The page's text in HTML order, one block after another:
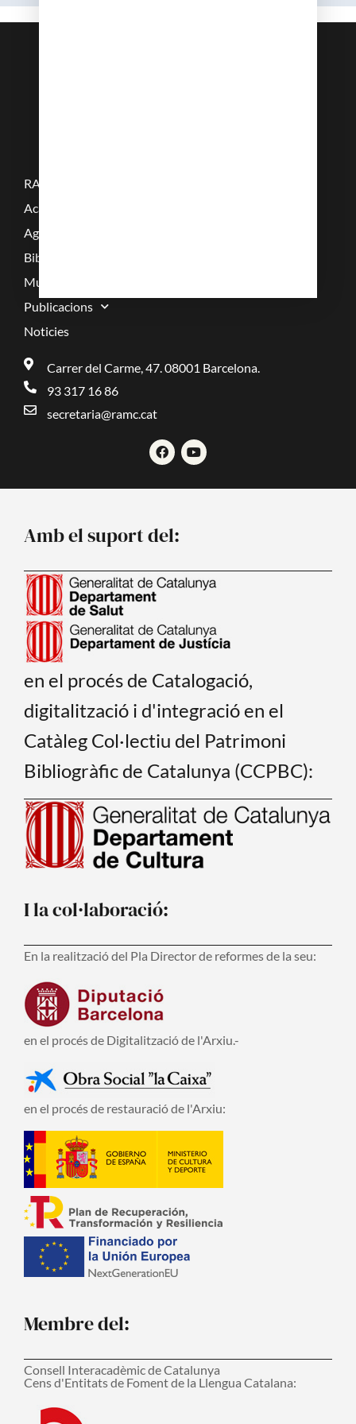
RAMC
Acadèmics
Agenda
Biblioteca
Multimèdia
Publicacions
Noticies
Carrer del Carme, 47. 08001 Barcelona.
93 317 16 86
secretaria@ramc.cat
F
a
c
k
Y
o
u
Amb el suport del:
en el procés de Catalogació,
digitalització i d'integració en el
Catàleg Col·lectiu del Patrimoni
Bibliogràfic de Catalunya (CCPBC):
I la col·laboració:
En la realització del Pla Director de reformes de la seu:
en el procés de Digitalització de l'Arxiu.-
en el procés de restauració de l'Arxiu:
Membre del:
Consell Interacadèmic de Catalunya
Cens d'Entitats de Foment de la Llengua Catalana: